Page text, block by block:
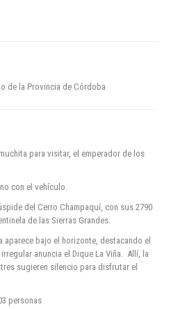
de la Provincia de Córdoba
para visitar, el emperador de los
con el vehículo.
del Cerro Champaquí, con sus 2790
de las Sierras Grandes.
aparece bajo el horizonte, destacando el
anuncia el Dique La Viña. Allí, la
sugieren silencio para disfrutar el
personas